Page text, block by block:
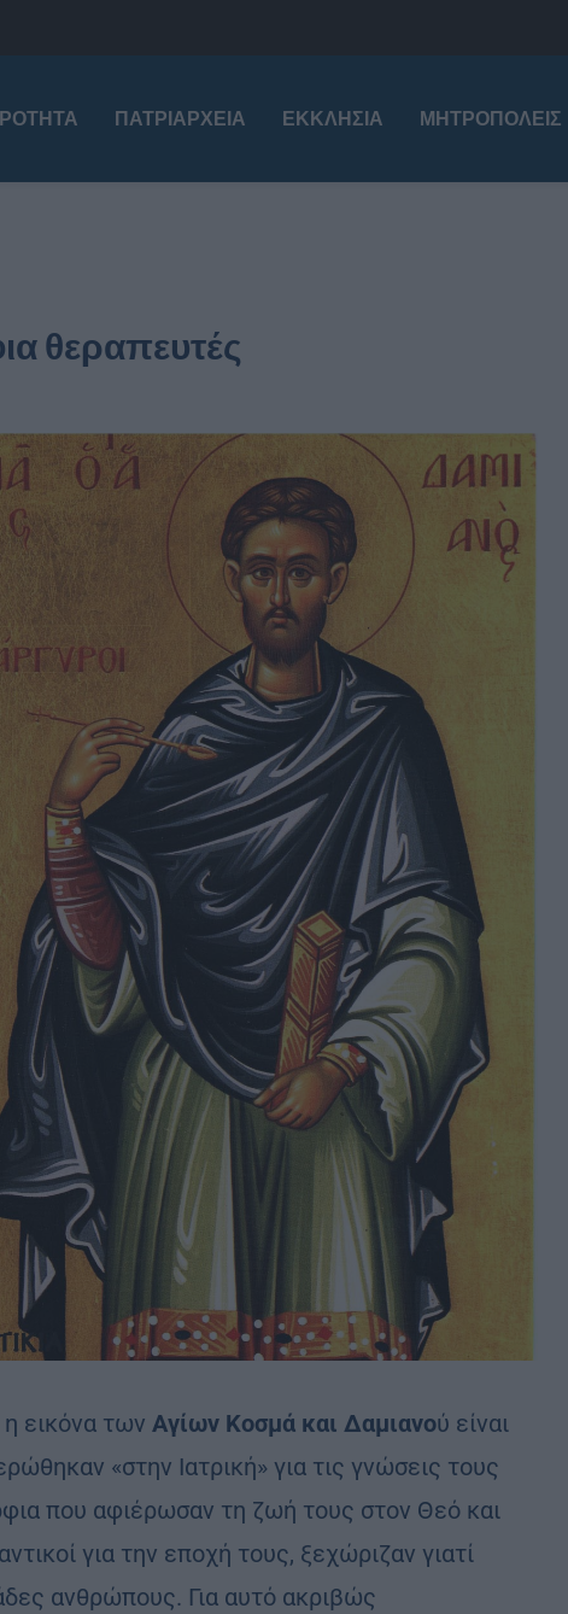
ΠΑΤΡΙΑΡΧΕΊΑ ΕΚΚΛΗΣΊΑ ΜΗΤΡΟΠΌΛΕΙΣ
θεραπευτές
η εικόνα των Αγίων Κοσμά και Δαμιανού είναι
«στην Ιατρική» για τις γνώσεις τους
που αφιέρωσαν τη ζωή τους στον Θεό και
για την εποχή τους, ξεχώριζαν γιατί
ανθρώπους. Για αυτό ακριβώς